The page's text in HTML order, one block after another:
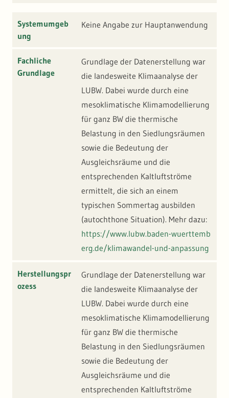
Systemumgeb
ung
Keine Angabe zur Hauptanwendung
Fachliche
Grundlage
Grundlage der Datenerstellung war
die landesweite Klimaanalyse der
LUBW. Dabei wurde durch eine
mesoklimatische Klimamodellierung
für ganz BW die thermische
Belastung in den Siedlungsräumen
sowie die Bedeutung der
Ausgleichsräume und die
entsprechenden Kaltluftströme
ermittelt, die sich an einem
typischen Sommertag ausbilden
(autochthone Situation). Mehr dazu:
https://www.lubw.baden-wuerttemb
erg.de/klimawandel-und-anpassung
Herstellungspr
ozess
Grundlage der Datenerstellung war
die landesweite Klimaanalyse der
LUBW. Dabei wurde durch eine
mesoklimatische Klimamodellierung
für ganz BW die thermische
Belastung in den Siedlungsräumen
sowie die Bedeutung der
Ausgleichsräume und die
entsprechenden Kaltluftströme